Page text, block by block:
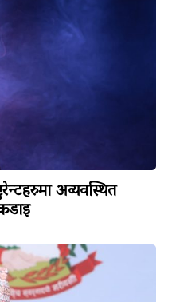
अव्यवस्थित